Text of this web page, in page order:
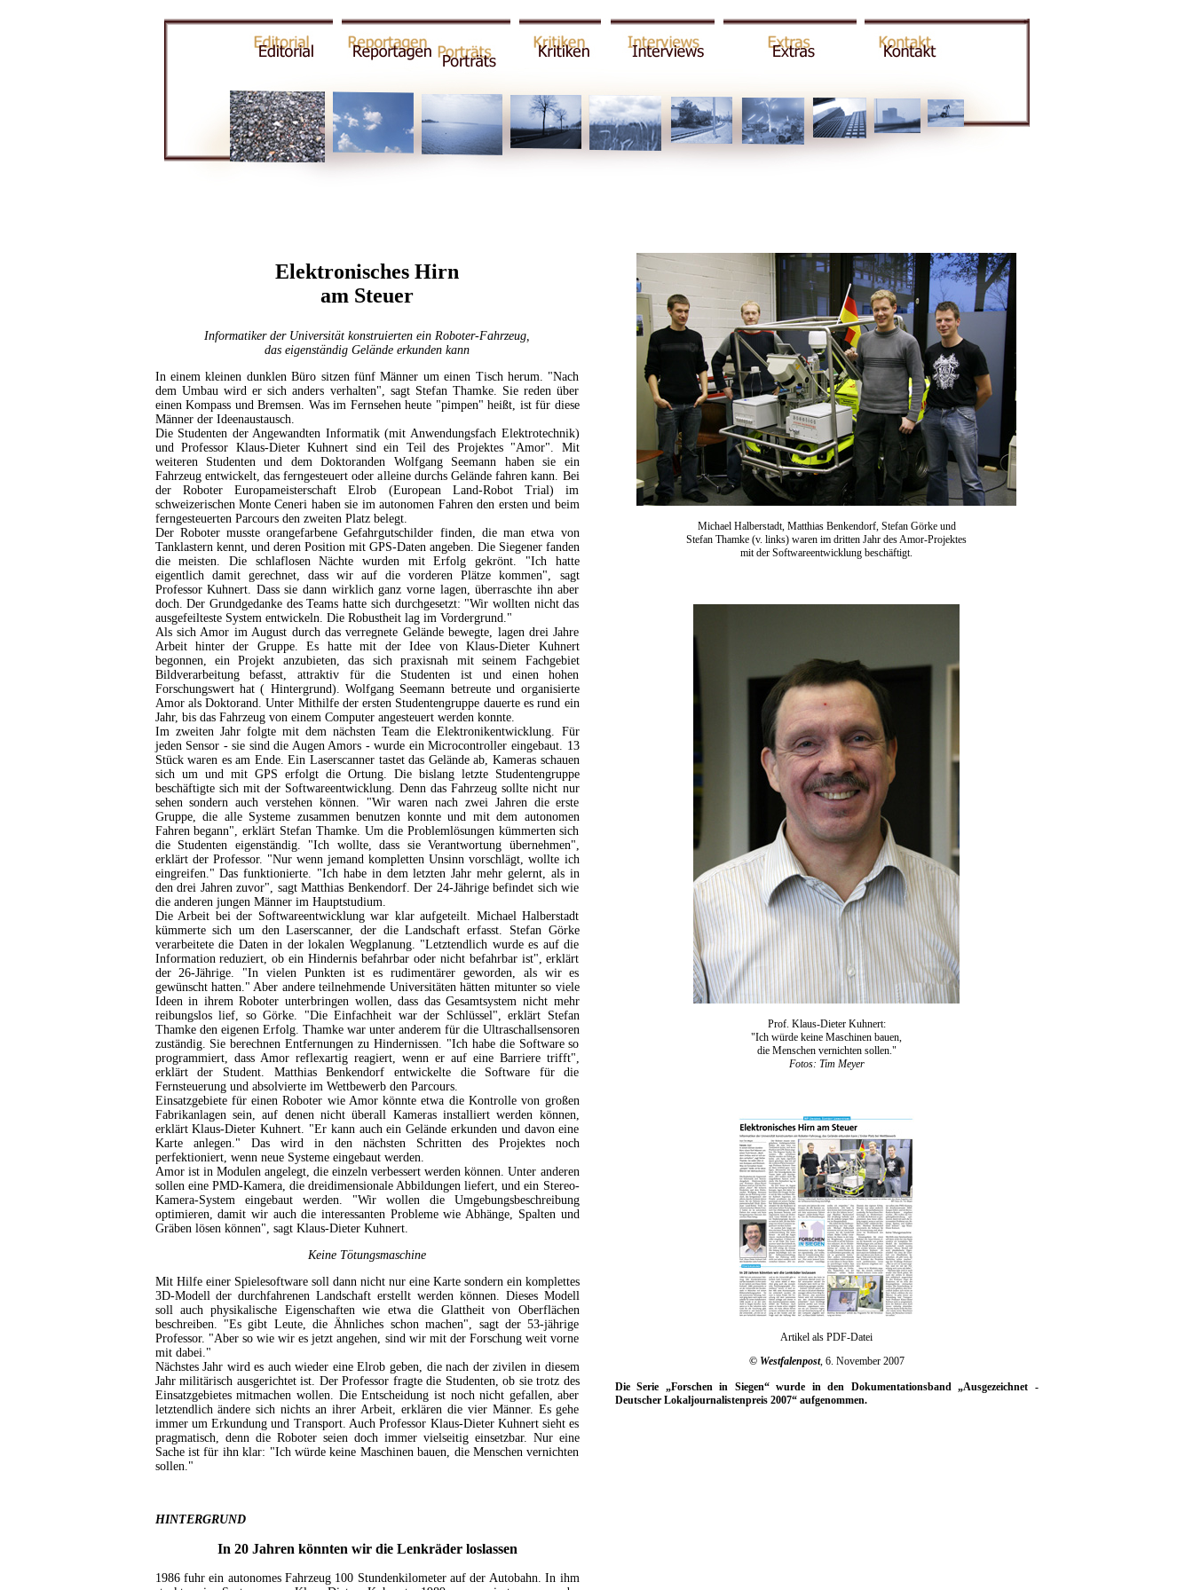
Elektronisches Hirn
am Steuer
Informatiker der Universität konstruierten ein Roboter-Fahrzeug,
das eigenständig Gelände erkunden kann
In einem kleinen dunklen Büro sitzen fünf Männer um einen Tisch herum. "Nach
dem Umbau wird er sich anders verhalten", sagt Stefan Thamke. Sie reden über
einen Kompass und Bremsen. Was im Fernsehen heute "pimpen" heißt, ist für diese
Männer der Ideenaustausch.
Die Studenten der Angewandten Informatik (mit Anwendungsfach Elektrotechnik)
und Professor Klaus-Dieter Kuhnert sind ein Teil des Projektes "Amor". Mit
weiteren Studenten und dem Doktoranden Wolfgang Seemann haben sie ein
Fahrzeug entwickelt, das ferngesteuert oder alleine durchs Gelände fahren kann. Bei
der Roboter Europameisterschaft Elrob (European Land-Robot Trial) im
schweizerischen Monte Ceneri haben sie im autonomen Fahren den ersten und beim
ferngesteuerten Parcours den zweiten Platz belegt.
Der Roboter musste orangefarbene Gefahrgutschilder finden, die man etwa von
Tanklastern kennt, und deren Position mit GPS-Daten angeben. Die Siegener fanden
die meisten. Die schlaflosen Nächte wurden mit Erfolg gekrönt. "Ich hatte
eigentlich damit gerechnet, dass wir auf die vorderen Plätze kommen", sagt
Professor Kuhnert. Dass sie dann wirklich ganz vorne lagen, überraschte ihn aber
doch. Der Grundgedanke des Teams hatte sich durchgesetzt: "Wir wollten nicht das
ausgefeilteste System entwickeln. Die Robustheit lag im Vordergrund."
Als sich Amor im August durch das verregnete Gelände bewegte, lagen drei Jahre
Arbeit hinter der Gruppe. Es hatte mit der Idee von Klaus-Dieter Kuhnert
begonnen, ein Projekt anzubieten, das sich praxisnah mit seinem Fachgebiet
Bildverarbeitung befasst, attraktiv für die Studenten ist und einen hohen
Forschungswert hat ( Hintergrund). Wolfgang Seemann betreute und organisierte
Amor als Doktorand. Unter Mithilfe der ersten Studentengruppe dauerte es rund ein
Jahr, bis das Fahrzeug von einem Computer angesteuert werden konnte.
Im zweiten Jahr folgte mit dem nächsten Team die Elektronikentwicklung. Für
jeden Sensor - sie sind die Augen Amors - wurde ein Microcontroller eingebaut. 13
Stück waren es am Ende. Ein Laserscanner tastet das Gelände ab, Kameras schauen
sich um und mit GPS erfolgt die Ortung. Die bislang letzte Studentengruppe
beschäftigte sich mit der Softwareentwicklung. Denn das Fahrzeug sollte nicht nur
sehen sondern auch verstehen können. "Wir waren nach zwei Jahren die erste
Gruppe, die alle Systeme zusammen benutzen konnte und mit dem autonomen
Fahren begann", erklärt Stefan Thamke. Um die Problemlösungen kümmerten sich
die Studenten eigenständig. "Ich wollte, dass sie Verantwortung übernehmen",
erklärt der Professor. "Nur wenn jemand kompletten Unsinn vorschlägt, wollte ich
eingreifen." Das funktionierte. "Ich habe in dem letzten Jahr mehr gelernt, als in
den drei Jahren zuvor", sagt Matthias Benkendorf. Der 24-Jährige befindet sich wie
die anderen jungen Männer im Hauptstudium.
Die Arbeit bei der Softwareentwicklung war klar aufgeteilt. Michael Halberstadt
kümmerte sich um den Laserscanner, der die Landschaft erfasst. Stefan Görke
verarbeitete die Daten in der lokalen Wegplanung. "Letztendlich wurde es auf die
Information reduziert, ob ein Hindernis befahrbar oder nicht befahrbar ist", erklärt
der 26-Jährige. "In vielen Punkten ist es rudimentärer geworden, als wir es
gewünscht hatten." Aber andere teilnehmende Universitäten hätten mitunter so viele
Ideen in ihrem Roboter unterbringen wollen, dass das Gesamtsystem nicht mehr
reibungslos lief, so Görke. "Die Einfachheit war der Schlüssel", erklärt Stefan
Thamke den eigenen Erfolg. Thamke war unter anderem für die Ultraschallsensoren
zuständig. Sie berechnen Entfernungen zu Hindernissen. "Ich habe die Software so
programmiert, dass Amor reflexartig reagiert, wenn er auf eine Barriere trifft",
erklärt der Student. Matthias Benkendorf entwickelte die Software für die
Fernsteuerung und absolvierte im Wettbewerb den Parcours.
Einsatzgebiete für einen Roboter wie Amor könnte etwa die Kontrolle von großen
Fabrikanlagen sein, auf denen nicht überall Kameras installiert werden können,
erklärt Klaus-Dieter Kuhnert. "Er kann auch ein Gelände erkunden und davon eine
Karte anlegen." Das wird in den nächsten Schritten des Projektes noch
perfektioniert, wenn neue Systeme eingebaut werden.
Amor ist in Modulen angelegt, die einzeln verbessert werden können. Unter anderen
sollen eine PMD-Kamera, die dreidimensionale Abbildungen liefert, und ein Stereo-
Kamera-System eingebaut werden. "Wir wollen die Umgebungsbeschreibung
optimieren, damit wir auch die interessanten Probleme wie Abhänge, Spalten und
Gräben lösen können", sagt Klaus-Dieter Kuhnert.
Keine Tötungsmaschine
Mit Hilfe einer Spielesoftware soll dann nicht nur eine Karte sondern ein komplettes
3D-Modell der durchfahrenen Landschaft erstellt werden können. Dieses Modell
soll auch physikalische Eigenschaften wie etwa die Glattheit von Oberflächen
beschreiben. "Es gibt Leute, die Ähnliches schon machen", sagt der 53-jährige
Professor. "Aber so wie wir es jetzt angehen, sind wir mit der Forschung weit vorne
mit dabei."
Nächstes Jahr wird es auch wieder eine Elrob geben, die nach der zivilen in diesem
Jahr militärisch ausgerichtet ist. Der Professor fragte die Studenten, ob sie trotz des
Einsatzgebietes mitmachen wollen. Die Entscheidung ist noch nicht gefallen, aber
letztendlich ändere sich nichts an ihrer Arbeit, erklären die vier Männer. Es gehe
immer um Erkundung und Transport. Auch Professor Klaus-Dieter Kuhnert sieht es
pragmatisch, denn die Roboter seien doch immer vielseitig einsetzbar. Nur eine
Sache ist für ihn klar: "Ich würde keine Maschinen bauen, die Menschen vernichten
sollen."
HINTERGRUND
In 20 Jahren könnten wir die Lenkräder loslassen
1986 fuhr ein autonomes Fahrzeug 100 Stundenkilometer auf der Autobahn. In ihm
Michael Halberstadt, Matthias Benkendorf, Stefan Görke und
Stefan Thamke (v. links) waren im dritten Jahr des Amor-Projektes
mit der Softwareentwicklung beschäftigt.
Prof. Klaus-Dieter Kuhnert:
"Ich würde keine Maschinen bauen,
die Menschen vernichten sollen."
Fotos: Tim Meyer
Artikel als PDF-Datei
© Westfalenpost, 6. November 2007
Die Serie „Forschen in Siegen“ wurde in den Dokumentationsband „Ausgezeichnet -
Deutscher Lokaljournalistenpreis 2007“ aufgenommen.